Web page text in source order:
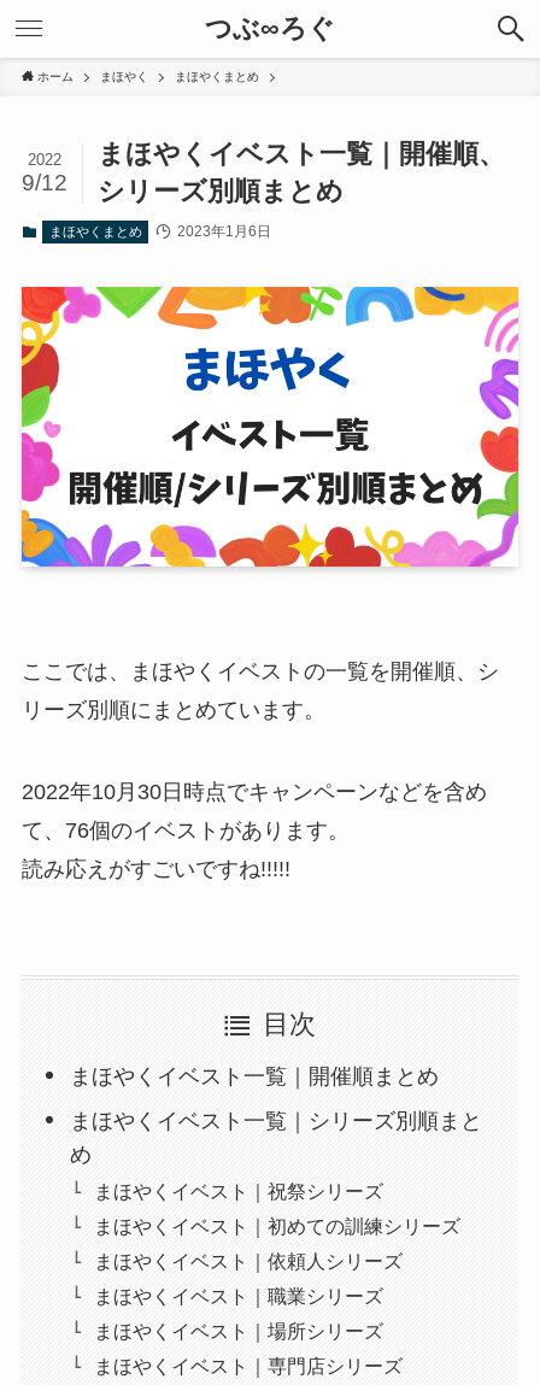
つぶ∞ろぐ
ホーム まほやく まほやくまとめ
まほやくイベスト一覧｜開催順、
シリーズ別順まとめ
2022
9/12
まほやくまとめ 2023年1月6日
ここでは、まほやくイベストの一覧を開催順、シ
リーズ別順にまとめています。
2022年10月30日時点でキャンペーンなどを含め